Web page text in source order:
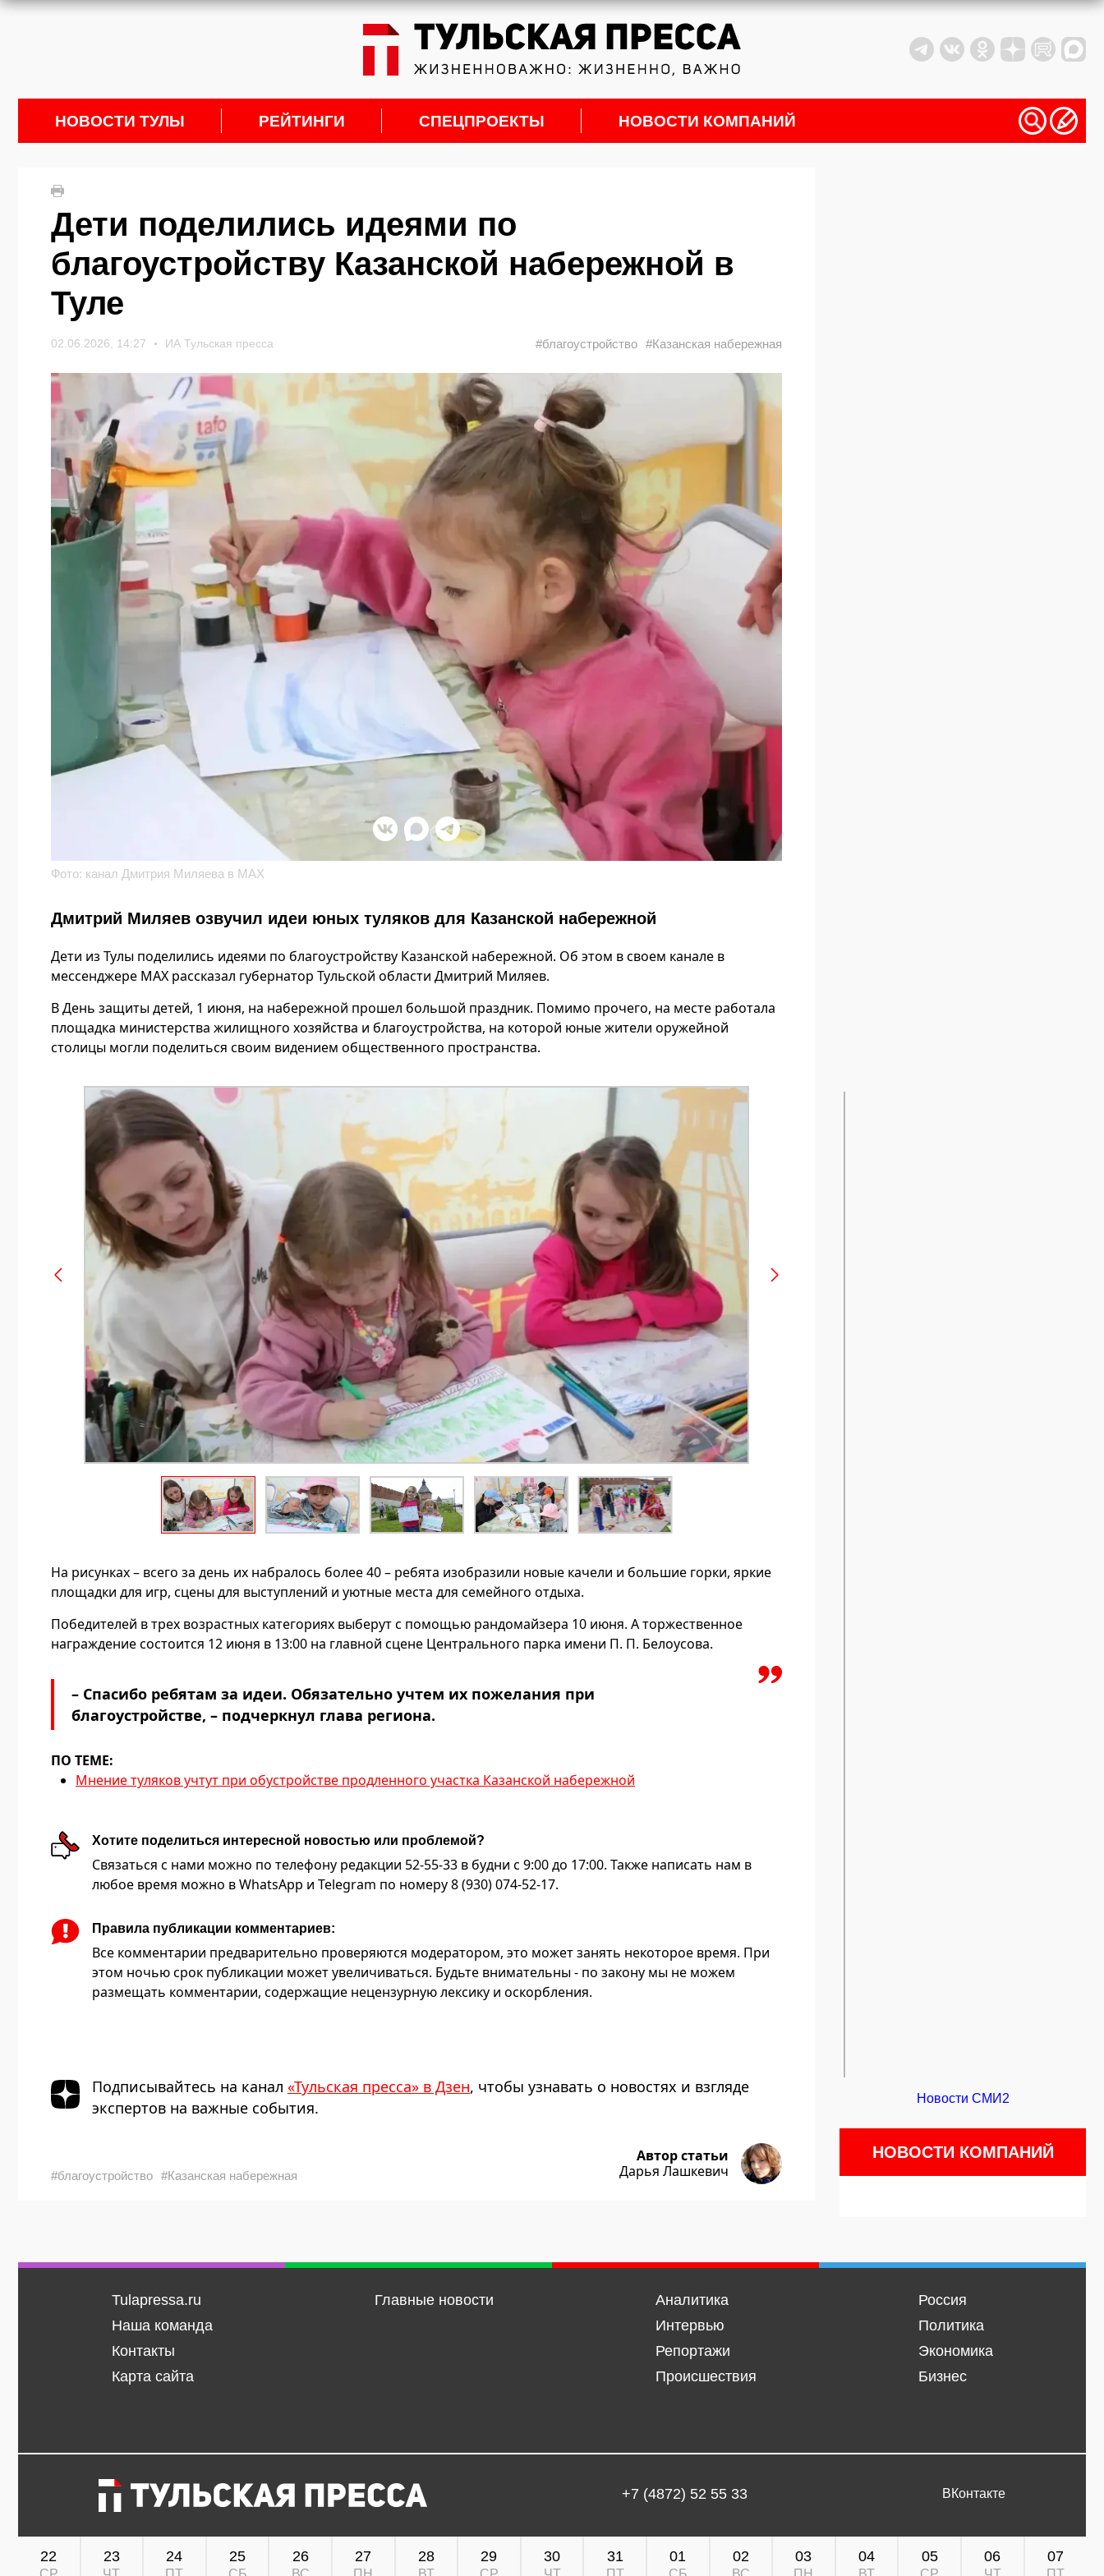
НОВОСТИ ТУЛЫ РЕЙТИНГИ СПЕЦПРОЕКТЫ НОВОСТИ КОМПАНИЙ
Дети поделились идеями по
благоустройству Казанской набережной в
Туле
02.06.2026, 14:27 ИА Тульская пресса #благоустройство #Казанская набережная
Фото: канал Дмитрия Миляева в МАХ
Дмитрий Миляев озвучил идеи юных туляков для Казанской набережной
Дети из Тулы поделились идеями по благоустройству Казанской набережной. Об этом в своем канале в
мессенджере МАХ рассказал губернатор Тульской области Дмитрий Миляев.
В День защиты детей, 1 июня, на набережной прошел большой праздник. Помимо прочего, на месте работала
площадка министерства жилищного хозяйства и благоустройства, на которой юные жители оружейной
столицы могли поделиться своим видением общественного пространства.
На рисунках – всего за день их набралось более 40 – ребята изобразили новые качели и большие горки, яркие
площадки для игр, сцены для выступлений и уютные места для семейного отдыха.
Победителей в трех возрастных категориях выберут с помощью рандомайзера 10 июня. А торжественное
награждение состоится 12 июня в 13:00 на главной сцене Центрального парка имени П. П. Белоусова.
– Спасибо ребятам за идеи. Обязательно учтем их пожелания при
благоустройстве, – подчеркнул глава региона.
ПО ТЕМЕ:
Мнение туляков учтут при обустройстве продленного участка Казанской набережной
Хотите поделиться интересной новостью или проблемой?
Связаться с нами можно по телефону редакции 52-55-33 в будни с 9:00 до 17:00. Также написать нам в
любое время можно в WhatsApp и Telegram по номеру 8 (930) 074-52-17.
Правила публикации комментариев:
Все комментарии предварительно проверяются модератором, это может занять некоторое время. При
этом ночью срок публикации может увеличиваться. Будьте внимательны - по закону мы не можем
размещать комментарии, содержащие нецензурную лексику и оскорбления.
Подписывайтесь на канал «Тульская пресса» в Дзен, чтобы узнавать о новостях и взгляде
экспертов на важные события.
#благоустройство #Казанская набережная
Автор статьи
Дарья Лашкевич
Новости СМИ2
НОВОСТИ КОМПАНИЙ
Tulapressa.ru
Наша команда
Контакты
Карта сайта
Главные новости
Аналитика
Интервью
Репортажи
Происшествия
Россия
Политика
Экономика
Бизнес
+7 (4872) 52 55 33 ВКонтакте
22 23 24 25 26 27 28 29 30 31 01 02 03 04 05 06 07